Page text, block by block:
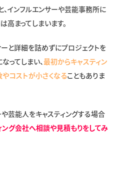
インフルエンサーや芸能事務所に
まってしまいます。
ーと詳細を詰めずにプロジェクトを
ってしまい、最初からキャスティン
コストが小さくなることもありま
芸能人をキャスティングする場合
グ会社へ相談や見積もりをしてみ